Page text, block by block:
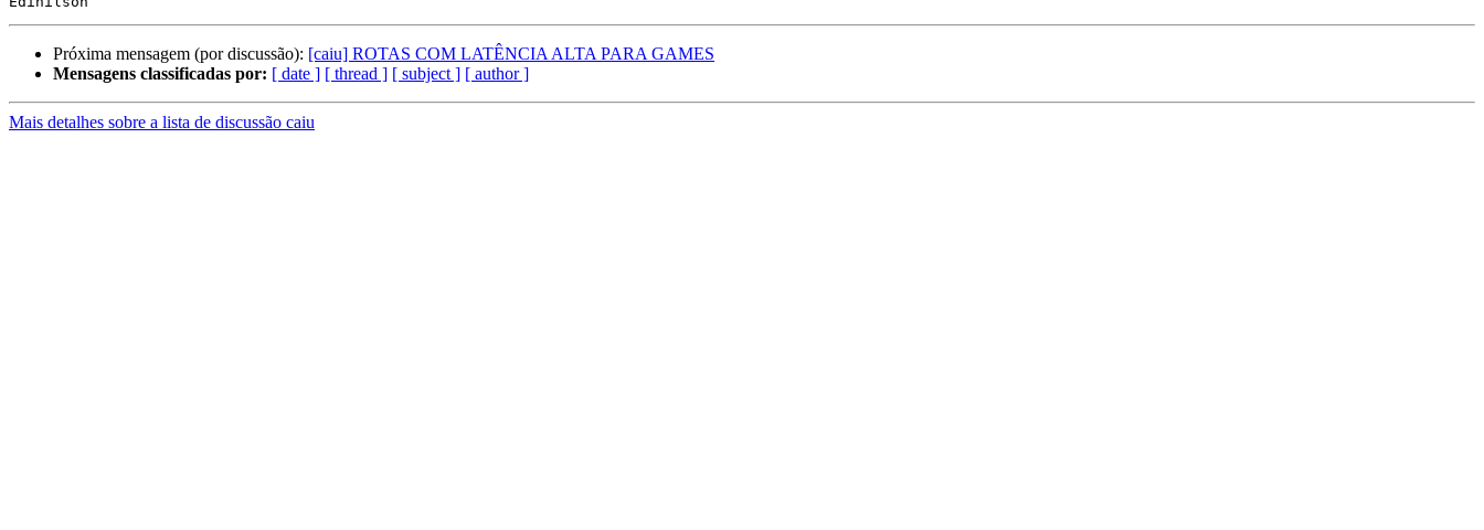
Próxima mensagem (por discussão): [caiu] ROTAS COM LATÊNCIA ALTA PARA GAMES
Mensagens classificadas por: [ date ] [ thread ] [ subject ] [ author ]
Mais detalhes sobre a lista de discussão caiu